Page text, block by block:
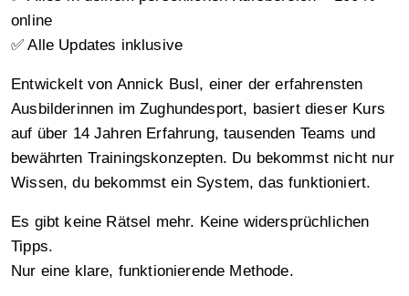
online
✅ Alle Updates inklusive
Entwickelt von Annick Busl, einer der erfahrensten
Ausbilderinnen im Zughundesport, basiert dieser Kurs
auf über 14 Jahren Erfahrung, tausenden Teams und
bewährten Trainingskonzepten. Du bekommst nicht nur
Wissen, du bekommst ein System, das funktioniert.
Es gibt keine Rätsel mehr. Keine widersprüchlichen
Tipps.
Nur eine klare, funktionierende Methode.